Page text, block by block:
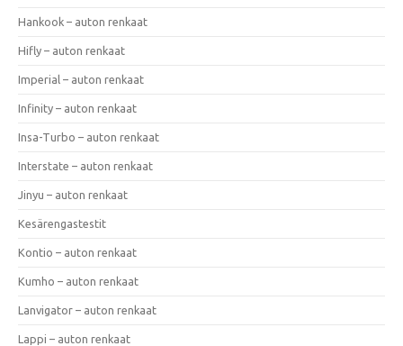
Hankook – auton renkaat
Hifly – auton renkaat
Imperial – auton renkaat
Infinity – auton renkaat
Insa-Turbo – auton renkaat
Interstate – auton renkaat
Jinyu – auton renkaat
Kesärengastestit
Kontio – auton renkaat
Kumho – auton renkaat
Lanvigator – auton renkaat
Lappi – auton renkaat